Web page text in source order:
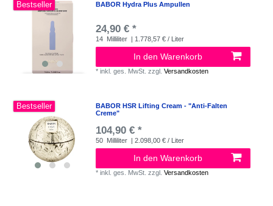
Bestseller BABOR Hydra Plus Ampullen
24,90 € *
14 Milliliter | 1.778,57 € / Liter
In den Warenkorb
*inkl. ges. MwSt. zzgl.Versandkosten
Bestseller
BABOR HSR Lifting Cream - "Anti-Falten
Creme"
104,90 € *
50 Milliliter | 2.098,00 € / Liter
In den Warenkorb
*inkl. ges. MwSt. zzgl.Versandkosten